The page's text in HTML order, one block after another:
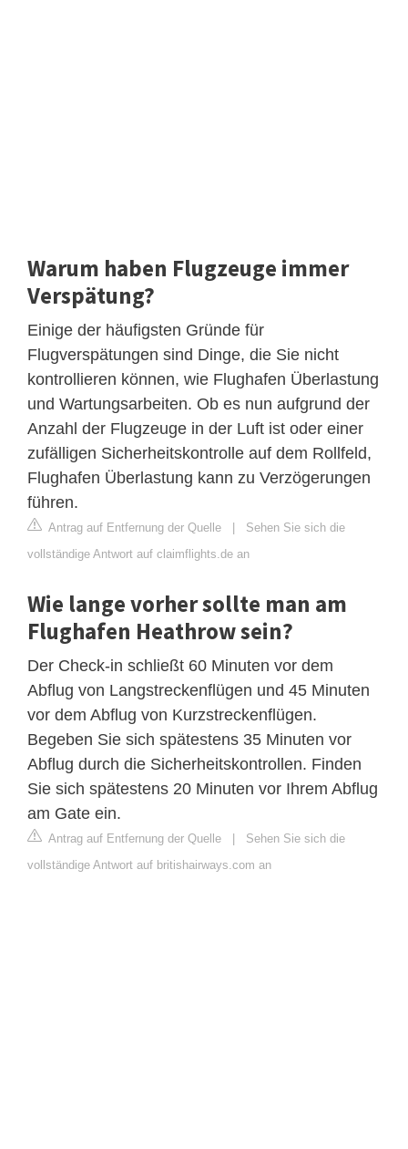
Warum haben Flugzeuge immer
Verspätung?
Einige der häufigsten Gründe für
Flugverspätungen sind Dinge, die Sie nicht
kontrollieren können, wie Flughafen Überlastung
und Wartungsarbeiten. Ob es nun aufgrund der
Anzahl der Flugzeuge in der Luft ist oder einer
zufälligen Sicherheitskontrolle auf dem Rollfeld,
Flughafen Überlastung kann zu Verzögerungen
führen.
Antrag auf Entfernung der Quelle
Sehen Sie sich die
vollständige Antwort auf claimflights.de an
Wie lange vorher sollte man am
Flughafen Heathrow sein?
Der Check-in schließt 60 Minuten vor dem
Abflug von Langstreckenflügen und 45 Minuten
vor dem Abflug von Kurzstreckenflügen.
Begeben Sie sich spätestens 35 Minuten vor
Abflug durch die Sicherheitskontrollen. Finden
Sie sich spätestens 20 Minuten vor Ihrem Abflug
am Gate ein.
Antrag auf Entfernung der Quelle
Sehen Sie sich die
vollständige Antwort auf britishairways.com an